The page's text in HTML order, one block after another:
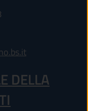
DELLA